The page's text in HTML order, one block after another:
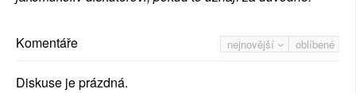
nejnovější oblíbené
Komentáře
Diskuse je prázdná.